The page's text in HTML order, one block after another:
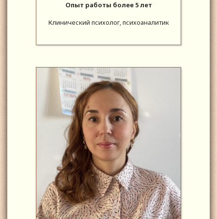
Опыт работы более 5 лет
Клинический психолог, психоаналитик